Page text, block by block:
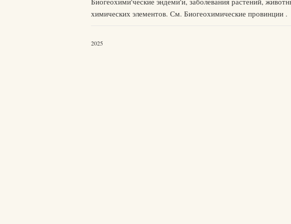
химических элементов. См. Биогеохимические провинции .
2025